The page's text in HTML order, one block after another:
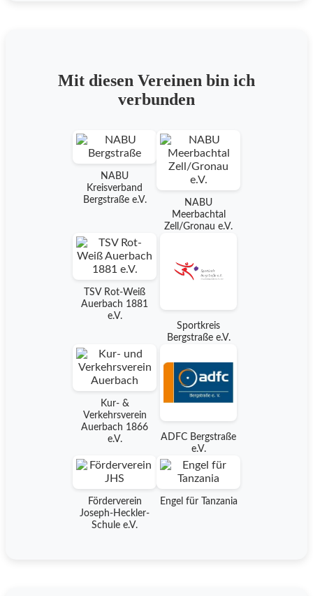
Mit diesen Vereinen bin ich
verbunden
NABU
Kreisverband
Bergstraße e.V.
NABU
Meerbachtal
Zell/Gronau e.V.
TSV Rot-Weiß
Auerbach 1881
e.V.
Sportkreis
Bergstraße e.V.
Kur- &
Verkehrsverein
Auerbach 1866
e.V.
ADFC Bergstraße
e.V.
Förderverein
Joseph-Heckler-
Schule e.V.
Engel für Tanzania